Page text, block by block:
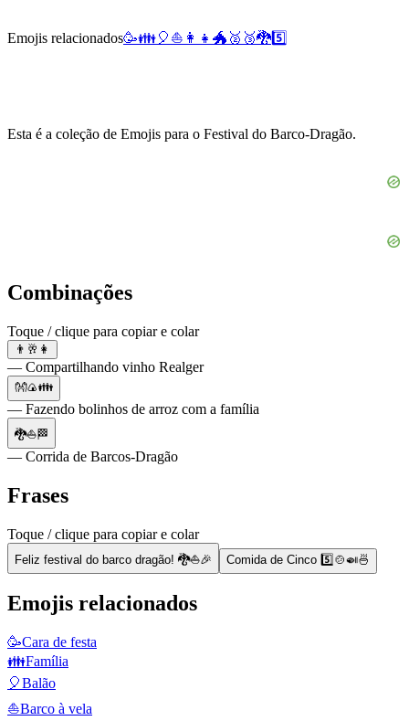
Emojis relacionados🥳👪🎈⛵ 👩‍👧 🐲 🥈 🥉🐉5️⃣
Esta é a coleção de Emojis para o Festival do Barco-Dragão.
Combinações
Toque / clique para copiar e colar
👨🥂👩
— Compartilhando vinho Realger
👐🍙👪
— Fazendo bolinhos de arroz com a família
🐉⛵🏁
— Corrida de Barcos-Dragão
Frases
Toque / clique para copiar e colar
Feliz festival do barco dragão! 🐉⛵🎉 Comida de Cinco 5️⃣🍲🍛🍜
Emojis relacionados
🥳Cara de festa
👪Família
🎈Balão
⛵Barco à vela